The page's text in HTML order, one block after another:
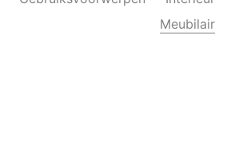
Meubilair